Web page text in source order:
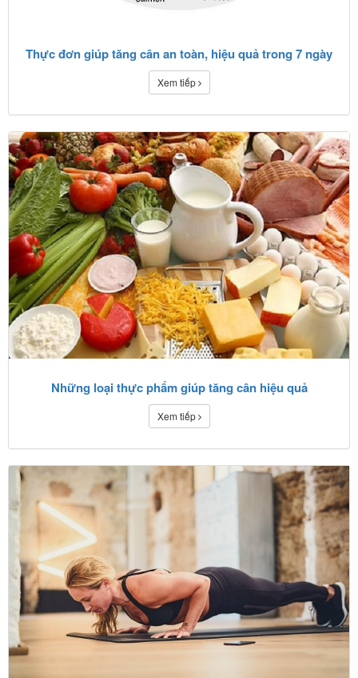
Thực đơn giúp tăng cân an toàn, hiệu quả trong 7 ngày
Xem tiếp
Những loại thực phẩm giúp tăng cân hiệu quả
Xem tiếp